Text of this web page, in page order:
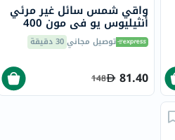
واقي شمس سائل غير مرئي
أنثيليوس يو في مون 400
لاروش بوزيه، عامل حماية
50+ - 50 مل توصيل مجاني30 دقيقة
81.40
148